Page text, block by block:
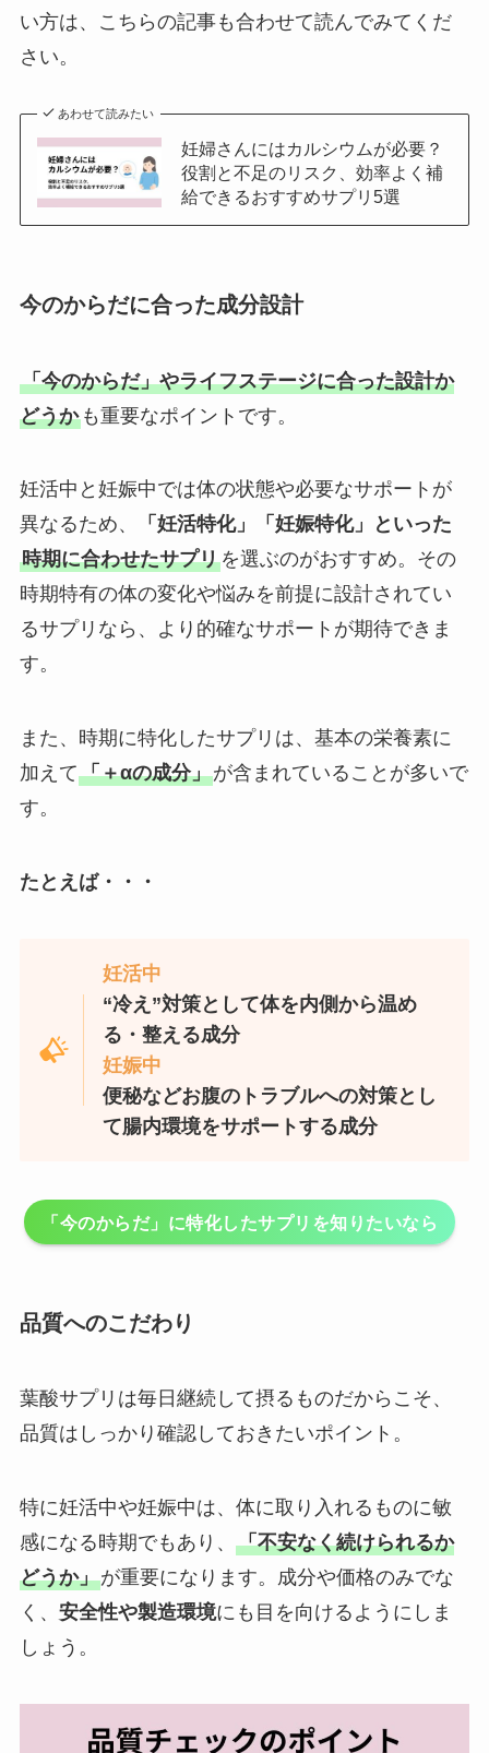
い方は、こちらの記事も合わせて読んでみてくだ
さい。
あわせて読みたい
妊婦さんにはカルシウムが必要？
役割と不足のリスク、効率よく補
給できるおすすめサプリ5選
今のからだに合った成分設計
「今のからだ」やライフステージに合った設計か
どうかも重要なポイントです。
妊活中と妊娠中では体の状態や必要なサポートが
異なるため、
「妊活特化」「妊娠特化」といった
時期に合わせたサプリを選ぶのがおすすめ。その
時期特有の体の変化や悩みを前提に設計されてい
るサプリなら、より的確なサポートが期待できま
す。
また、時期に特化したサプリは、基本の栄養素に
加えて「＋αの成分」が含まれていることが多いで
す。
たとえば・・・
妊活中
“冷え”対策として体を内側から温め
る・整える成分
妊娠中
便秘などお腹のトラブルへの対策とし
て腸内環境をサポートする成分
「今のからだ」に特化したサプリを知りたいなら
品質へのこだわり
葉酸サプリは毎日継続して摂るものだからこそ、
品質はしっかり確認しておきたいポイント。
特に妊活中や妊娠中は、体に取り入れるものに敏
感になる時期でもあり、 「不安なく続けられるか
どうか」が重要になります。成分や価格のみでな
く、 安全性や製造環境にも目を向けるようにしま
しょう。